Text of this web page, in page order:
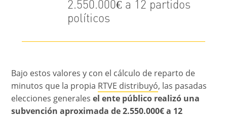
2.550.000€ a 12 partidos
políticos
Bajo estos valores y con el cálculo de reparto de
minutos que la propia RTVE distribuyó, las pasadas
elecciones generalesel ente público realizó una
subvención aproximada de 2.550.000€ a 12